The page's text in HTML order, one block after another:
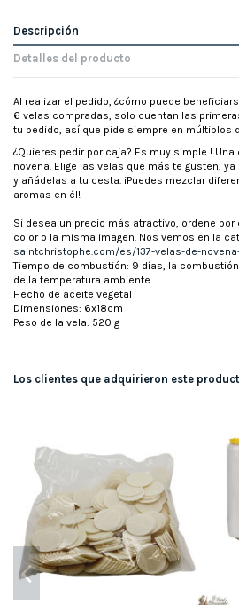
Descripción
Detalles del producto
Al realizar el pedido, ¿cómo puede
6 velas compradas, solo cuentan las
tu pedido, así que pide siempre en múltiplos
¿Quieres pedir por caja? Es muy simple !
novena. Elige las velas que más te gusten,
y añádelas a tu cesta. ¡Puedes mezclar
aromas en él!
Si desea un precio más atractivo, ordene
color o la misma imagen. Nos vemos en la
saintchristophe.com/es/137-velas-de-
Tiempo de combustión: 9 días, la
de la temperatura ambiente.
Hecho de aceite vegetal
Dimensiones: 6x18cm
Peso de la vela: 520 g
Los clientes que adquirieron este